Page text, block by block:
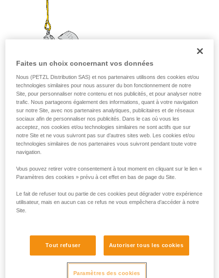
L'idéal est de pouvoir connecter le système d'évacuation au
harnais de la victime. Les manipulations sont plus faciles,
l'installation plus lisible avec moins de matériel. La prise
Faites un choix concernant vos données
Nous (PETZL Distribution SAS) et nos partenaires utilisons des cookies et/ou
technologies similaires pour nous assurer du bon fonctionnement de notre
Site, pour personnaliser notre contenu et nos publicités, et pour analyser notre
trafic. Nous partageons également des informations, quant à votre navigation
sur notre Site, avec nos partenaires analytiques, publicitaires et de réseaux
sociaux afin de personnaliser nos publicités. Dans le cas où vous les
acceptez, nos cookies et/ou technologies similaires ne sont actifs que sur
notre Site et ne vous suivront pas sur d’autres sites web. Les cookies et/ou
technologies similaires de nos partenaires vous suivront pendant toute votre
navigation.
Vous pouvez retirer votre consentement à tout moment en cliquant sur le lien «
Paramètres des cookies » prévu à cet effet en bas de page du Site.
Le fait de refuser tout ou partie de ces cookies peut dégrader votre expérience
utilisateur, mais en aucun cas ce refus ne vous empêchera d’accéder à notre
Site.
Tout refuser Autoriser tous les cookies
Paramètres des cookies